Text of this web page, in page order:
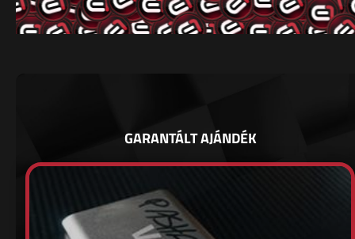
GARANTÁLT AJÁNDÉK